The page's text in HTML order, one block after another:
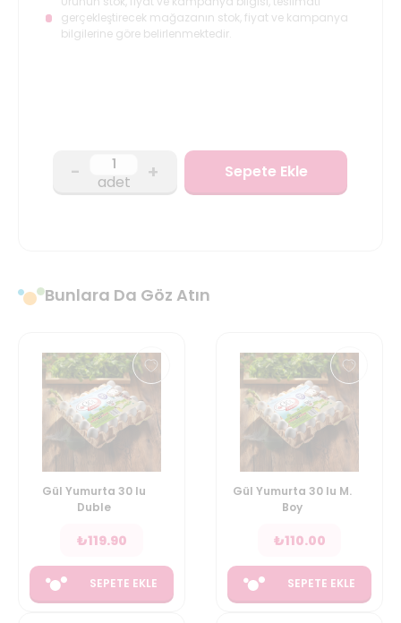
gerçekleştirecek mağazanın stok, fiyat ve kampanya
bilgilerine göre belirlenmektedir.
- adet + Sepete Ekle
Bunlara Da Göz Atın
Gül Yumurta 30 lu
Duble
₺119.90
SEPETE EKLE
Gül Yumurta 30 lu M.
Boy
₺110.00
SEPETE EKLE